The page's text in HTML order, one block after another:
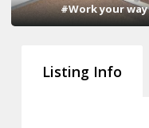
#Work your
Listing Info